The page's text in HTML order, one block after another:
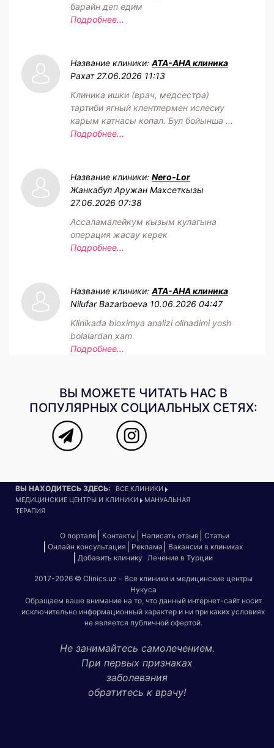
барайн деп едим
Подробнее...
Название клиники:АТА-АНА клиника
Рахат 27.06.2026 11:13
Клиника ишки (врач, медсестра)
тартиби ягный клентлермен ислесиу
карым катнасы копал. Бул бойынша ...
Подробнее...
Название клиники: Nero-Lor
Жанкабул Аружан Махсеткызы
27.06.2026 07:38
Ассаламалейкум кызым кулагына
операция жасау керек
Подробнее...
Название клиники:АТА-АНА клиника
Nilufar Bazarboeva 10.06.2026 04:47
Klinikada bioximya analizi olinadimi yosh
bolalardan xam
Подробнее...
ВЫ МОЖЕТЕ ЧИТАТЬ НАС В
ПОПУЛЯРНЫХ СОЦИАЛЬНЫХ СЕТЯХ:
ВЫ НАХОДИТЕСЬ ЗДЕСЬ:
ВСЕ КЛИНИКИ
МЕДИЦИНСКИЕ ЦЕНТРЫ И КЛИНИКИ
МАНУАЛЬНАЯ
ТЕРАПИЯ
О портале Контакты Написать отзыв
Статьи
Онлайн консультация
Реклама
Вакансии в клиниках
Добавить клинику Лечение в Турции
2017-2026 © Clinics.uz - Все клиники и медицинские центры
Нукуса
Обращаем ваше внимание на то, что данный интернет-сайт носит
исключительно информационный характер и ни при каких условиях
не является публичной офертой.
Не занимайтесь самолечением.
При первых признаках
заболевания
обратитесь к врачу!